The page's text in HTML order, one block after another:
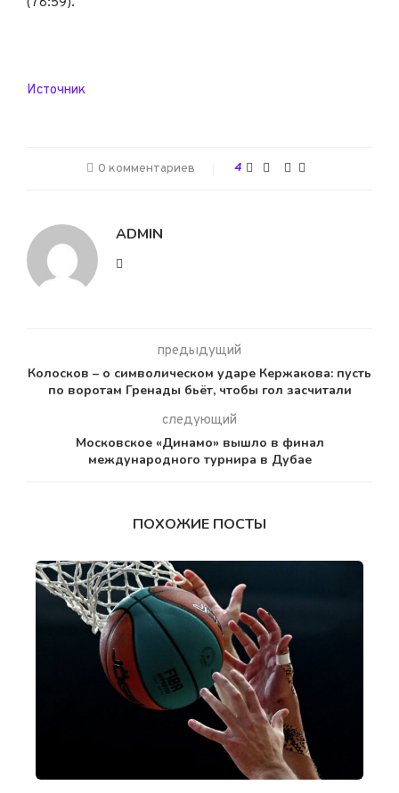
(78:59).
Источник
0 комментариев 4
ADMIN
предыдущий
Колосков – о символическом ударе Кержакова: пусть
по воротам Гренады бьёт, чтобы гол засчитали
следующий
Московское «Динамо» вышло в финал
международного турнира в Дубае
ПОХОЖИЕ ПОСТЫ